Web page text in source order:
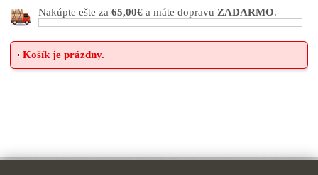
Nakúpte ešte za 65,00€ a máte dopravu ZADARMO.
Košík je prázdny.